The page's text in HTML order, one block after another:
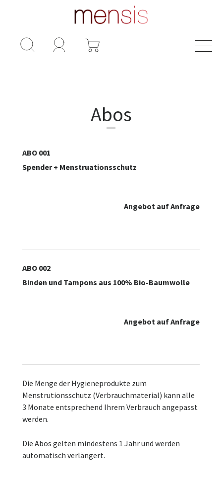
Abos
ABO 001
Spender + Menstruationsschutz
Angebot auf Anfrage
ABO 002
Binden und Tampons aus 100% Bio-Baumwolle
Angebot auf Anfrage
Die Menge der Hygieneprodukte zum
Menstrutionsschutz (Verbrauchmaterial) kann alle
3 Monate entsprechend Ihrem Verbrauch angepasst
werden.
Die Abos gelten mindestens 1 Jahr und werden
automatisch verlängert.